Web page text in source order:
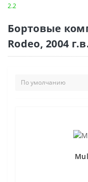
2.2
Бортовые
Rodeo, 2004